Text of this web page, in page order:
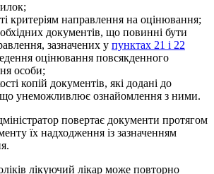
критеріям направлення на оцінювання;
документів, що повинні бути
зазначених у пунктах 21 і 22
оцінювання повсякденного
особи;
копій документів, які додані до
унеможливлює ознайомлення з ними.
повертає документи протягом
їх надходження із зазначенням
лікуючий лікар може повторно